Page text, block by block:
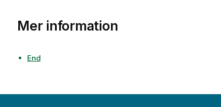
Mer information
End